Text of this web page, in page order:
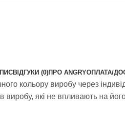
ВІДГУКИ (0)ПРО ANGRYОПЛАТА/
кольору виробу через
які не впливають на його